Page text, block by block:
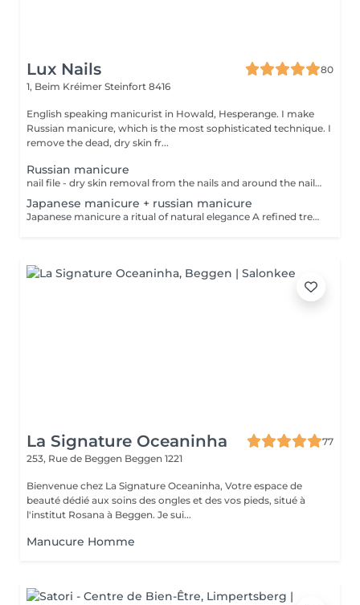
Lux Nails
80
1, Beim Kréimer Steinfort 8416
English speaking manicurist in Howald, Hesperange. I make
Russian manicure, which is the most sophisticated technique. I
remove the dead, dry skin fr...
Russian manicure
nail file - dry skin removal from the nails and around the nail with special bits and scissor - nail and skin moisturising I make Russian manicure, which is the most sophisticated technique. I remove the dead, dry skin from the nails and around the nails with special manicure bits and scissors. The result is a perfect nail and skin surface. You will feel as if somebody exchanged your hands.
Japanese manicure + russian manicure
Japanese manicure a ritual of natural elegance A refined treatment for those who cannot wear or choose not to wear gel polish or artificial nails and prefer a clean, natural, short style. Nails become beautifully cared for, smooth and naturally shiny without polish. This treatment uses a natural paste enriched with beeswax, keratin, vitamins and minerals. Premium care for your hands, which also includes a russian manicure for perfectly prepared cuticles. Ideal for weak, tired or brittle nails.
La Signature Oceaninha
77
253, Rue de Beggen Beggen 1221
Bienvenue chez La Signature Oceaninha, Votre espace de
beauté dédié aux soins des ongles et des vos pieds, situé à
l'institut Rosana à Beggen. Je sui...
Manucure Homme